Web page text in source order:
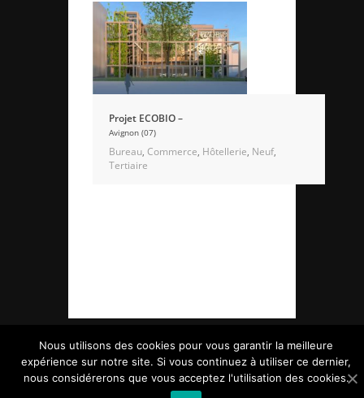
Projet ECOBIO –
Avignon (07)
Bureau, Commerce, Hôtellerie, Neuf,
Tertiaire
Nous utilisons des cookies pour vous garantir la meilleure
expérience sur notre site. Si vous continuez à utiliser ce dernier,
nous considérerons que vous acceptez l'utilisation des cookies.